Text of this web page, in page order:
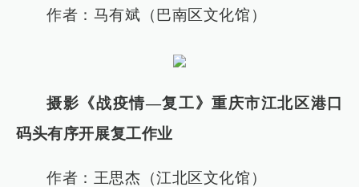
作者：马有斌（巴南区文化馆 ）
摄影《战疫情—复工》重庆市江北区港口
码头有序开展复工作业
作者：王思杰（江北区文化馆 ）